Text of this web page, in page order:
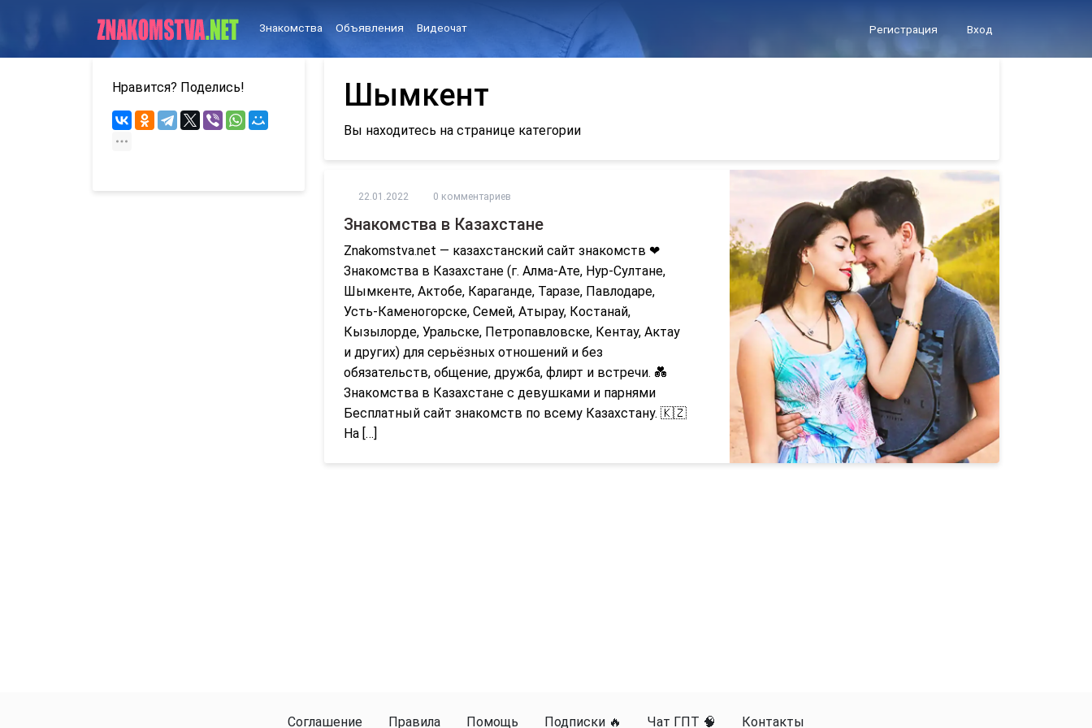
Знакомства Объявления Видеочат Регистрация Вход
Шымкент
Вы находитесь на странице категории
22.01.2022 0 комментариев
Знакомства в Казахстане
Znakomstva.net — казахстанский сайт знакомств ❤
Знакомства в Казахстане (г. Алма-Ате, Нур-Султане,
Шымкенте, Актобе, Караганде, Таразе, Павлодаре,
Усть-Каменогорске, Семей, Атырау, Костанай,
Кызылорде, Уральске, Петропавловске, Кентау, Актау
и других) для серьёзных отношений и без
обязательств, общение, дружба, флирт и встречи. 💑
Знакомства в Казахстане с девушками и парнями
Бесплатный сайт знакомств по всему Казахстану. 🇰🇿
На […]
Нравится? Поделись!
Соглашение Правила Помощь Подписки 🔥 Чат ГПТ 🧠 Контакты